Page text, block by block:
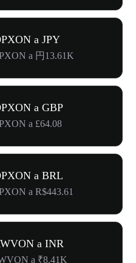
a JPY
a 円13.61K
a GBP
a £64.08
a BRL
a R$443.61
a INR
a ₹8.41K